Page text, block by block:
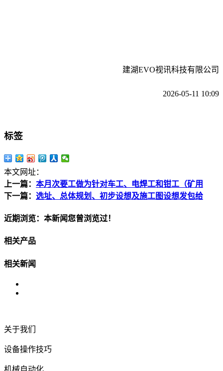
建湖EVO视讯科技有限公司
2026-05-11 10:09
标签
本文网址：
上一篇： 本月次要工做为针对车工、电焊工和钳工（矿用
下一篇： 选址、总体规划、初步设想及施工图设想发包给
近期浏览：本新闻您曾浏览过！
相关产品
相关新闻
关于我们
设备操作技巧
机械自动化